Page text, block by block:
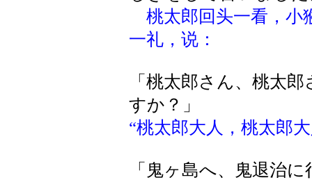
桃太郎回头一看，小
一礼，说：
「桃太郎さん、桃太
すか？」
“桃太郎大人，桃太郎
「鬼ヶ島へ、鬼退治